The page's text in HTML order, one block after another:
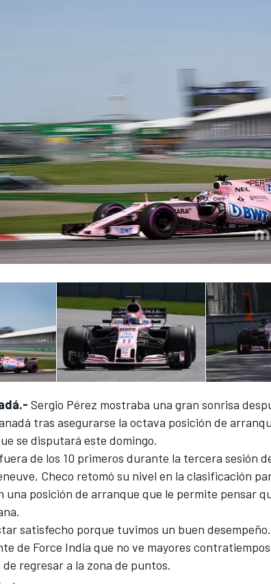
Sergio Pérez mostraba una gran sonrisa
tras asegurarse la octava posición de
se disputará este domingo.
de los 10 primeros durante la tercera sesión
Checo retomó su nivel en la clasificación
una posición de arranque que le permite pensar
satisfecho porque tuvimos un buen
de Force India que no ve mayores
regresar a la zona de puntos.